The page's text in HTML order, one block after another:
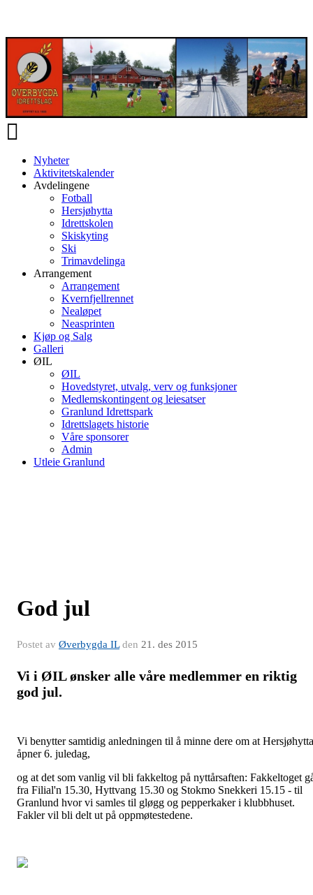
Veksle
navigasjon
Nyheter
Aktivitetskalender
Avdelingene
Fotball
Hersjøhytta
Idrettskolen
Skiskyting
Ski
Trimavdelinga
Arrangement
Arrangement
Kvernfjellrennet
Nealøpet
Neasprinten
Kjøp og Salg
Galleri
ØIL
ØIL
Hovedstyret, utvalg, verv og funksjoner
Medlemskontingent og leiesatser
Granlund Idrettspark
Idrettslagets historie
Våre sponsorer
Admin
Utleie Granlund
God jul
Postet av Øverbygda ILden 21. des 2015
Vi i ØIL ønsker alle våre medlemmer en riktig
god jul.
Vi benytter samtidig anledningen til å minne dere om at Hersjøhytta
åpner 6. juledag,
og at det som vanlig vil bli fakkeltog på nyttårsaften: Fakkeltoget
fra Filial'n 15.30, Hyttvang 15.30 og Stokmo Snekkeri 15.15 - til
Granlund hvor vi samles til gløgg og pepperkaker i klubbhuset.
Fakler vil bli delt ut på oppmøtestedene.